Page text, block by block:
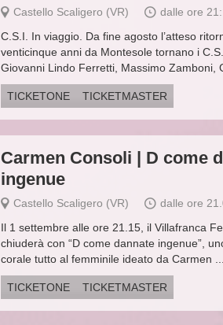
Castello Scaligero (VR)
dalle ore
C.S.I. In viaggio. Da fine agosto l’atteso
venticinque anni da Montesole tornano i
Giovanni Lindo Ferretti, Massimo Zamboni,
TICKETONE TICKETMASTER
Carmen Consoli | D come
ingenue
Castello Scaligero (VR)
dalle ore
Il 1 settembre alle ore 21.15, il Villafranca
chiuderà con “D come dannate ingenue”,
corale tutto al femminile ideato da Carmen ...
TICKETONE TICKETMASTER